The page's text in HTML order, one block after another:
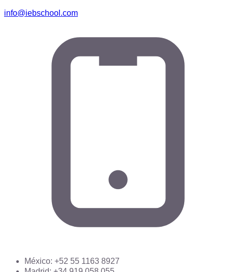
info@iebschool.com
México: +52 55 1163 8927